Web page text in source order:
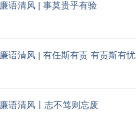
廉语清风 | 事莫贵乎有验
廉语清风 | 有任斯有责 有责斯有忧
廉语清风丨志不笃则忘废